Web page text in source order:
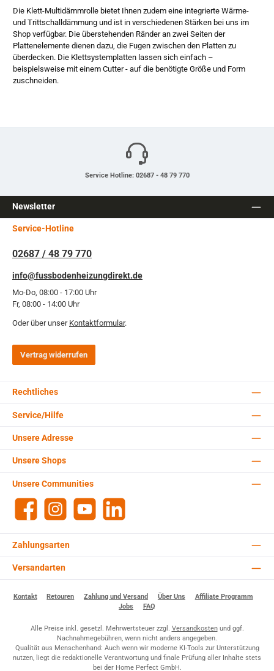
Die Klett-Multidämmrolle bietet Ihnen zudem eine integrierte Wärme-
und Trittschalldämmung und ist in verschiedenen Stärken bei uns im
Shop verfügbar. Die überstehenden Ränder an zwei Seiten der
Plattenelemente dienen dazu, die Fugen zwischen den Platten zu
überdecken. Die Klettsystemplatten lassen sich einfach –
beispielsweise mit einem Cutter - auf die benötigte Größe und Form
zuschneiden.
Service Hotline: 02687 - 48 79 770
Newsletter
Service-Hotline
02687 / 48 79 770
info@fussbodenheizungdirekt.de
Mo-Do, 08:00 - 17:00 Uhr
Fr, 08:00 - 14:00 Uhr
Oder über unser Kontaktformular.
Vertrag widerrufen
Rechtliches
Service/Hilfe
Zahlungsarten
Versandarten
Unsere Adresse
Unsere Communities
Facebook Instagram YouTube LinkedIn
Unsere Shops
Kontakt Retouren Zahlung und Versand Über Uns
Affiliate Programm
Jobs
FAQ
Alle Preise inkl. gesetzl. Mehrwertsteuer zzgl. Versandkostenund ggf.
Nachnahmegebühren, wenn nicht anders angegeben.
Qualität aus Menschenhand: Auch wenn wir moderne KI-Tools zur Unterstützung
nutzen, liegt die redaktionelle Verantwortung und finale Prüfung aller Inhalte stets
bei der Home Perfect GmbH.